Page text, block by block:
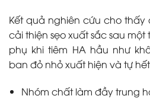
Kết quả nghiên cứu cho thấy
cải thiện sẹo xuất sắc sau
phụ khi tiêm HA hầu như
ban đỏ nhỏ xuất hiện và tự
Nhóm chất làm đầy trung